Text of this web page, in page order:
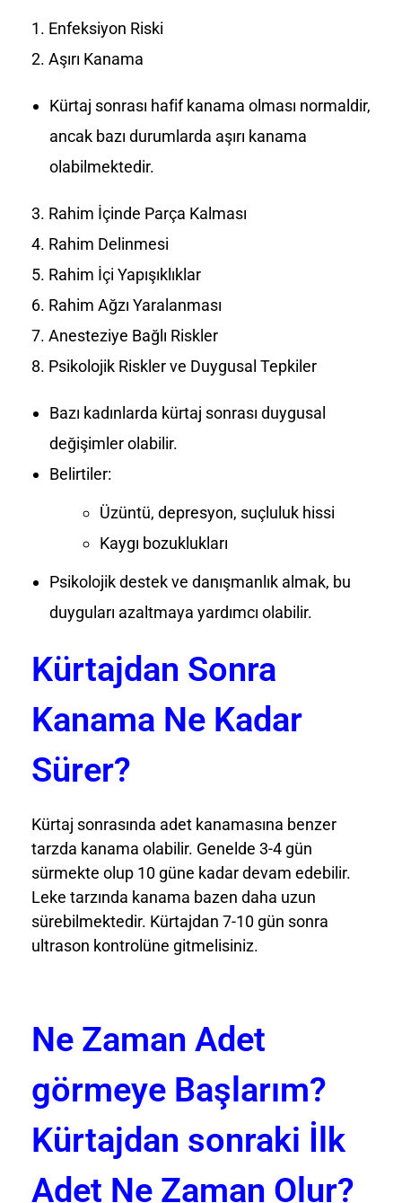
Enfeksiyon Riski
Aşırı Kanama
Kürtaj sonrası hafif kanama olması normaldir,
ancak bazı durumlarda aşırı kanama
olabilmektedir.
Rahim İçinde Parça Kalması
Rahim Delinmesi
Rahim İçi Yapışıklıklar
Rahim Ağzı Yaralanması
Anesteziye Bağlı Riskler
Psikolojik Riskler ve Duygusal Tepkiler
Bazı kadınlarda kürtaj sonrası duygusal
değişimler olabilir.
Belirtiler:
Üzüntü, depresyon, suçluluk hissi
Kaygı bozuklukları
Psikolojik destek ve danışmanlık almak, bu
duyguları azaltmaya yardımcı olabilir.
Kürtajdan Sonra
Kanama Ne Kadar
Sürer?
Kürtaj sonrasında adet kanamasına benzer
tarzda kanama olabilir. Genelde 3-4 gün
sürmekte olup 10 güne kadar devam edebilir.
Leke tarzında kanama bazen daha uzun
sürebilmektedir. Kürtajdan 7-10 gün sonra
ultrason kontrolüne gitmelisiniz.
Ne Zaman Adet
görmeye Başlarım?
Kürtajdan sonraki İlk
Adet Ne Zaman Olur?